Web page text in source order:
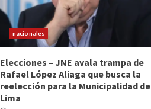
nacionales
Elecciones – JNE avala trampa de
Rafael López Aliaga que busca la
reelección para la Municipalidad de
Lima